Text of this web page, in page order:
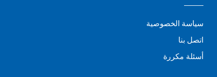
سياسة الخصوصية
اتصل بنا
أسئلة مكررة